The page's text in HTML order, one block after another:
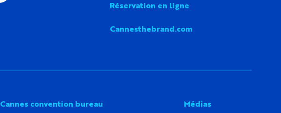
Réservation en ligne
Cannesthebrand.com
Cannes convention bureau Médias